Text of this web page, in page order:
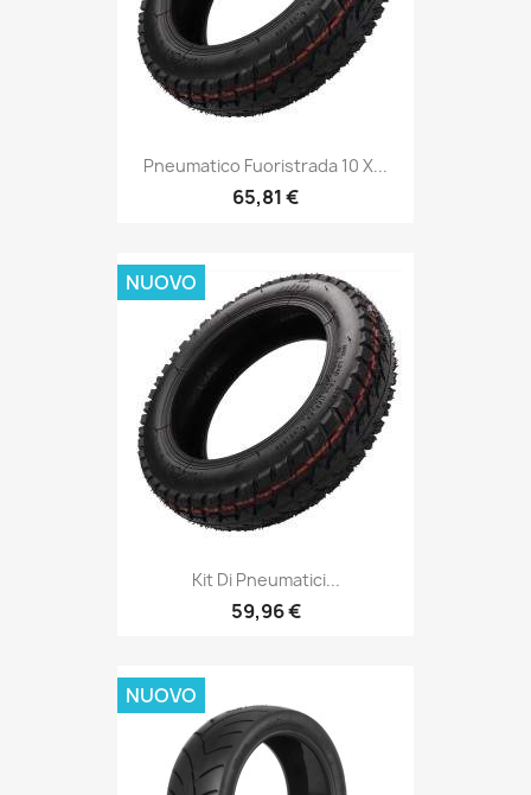
Pneumatico Fuoristrada 10 X...
65,81 €
Kit Di Pneumatici...
59,96 €
NUOVO
NUOVO